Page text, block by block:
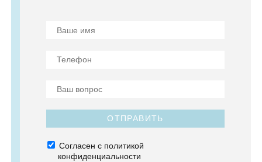
ОТПРАВИТЬ
Согласен с политикой
конфиденциальности